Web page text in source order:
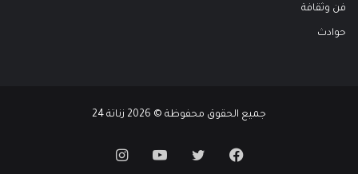
فن وثقافة
حوادث
جميع الحقوق محفوظة © 2026 زناتة 24
فيسبوكتويتر يوتيوبانستقرام